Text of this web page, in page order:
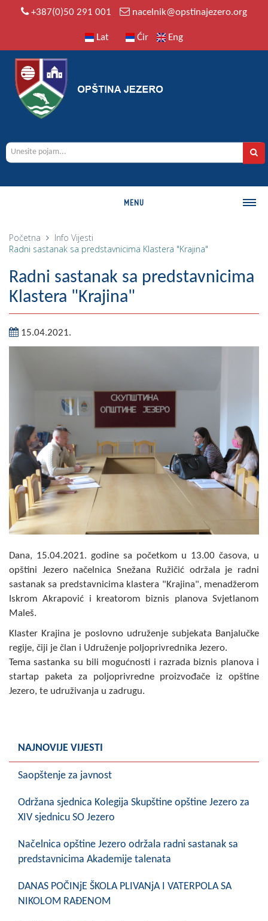
+387(0)50 291 001 nacelnik@opstinajezero.org
Lat Ćir Eng
MENU
Geografija
Naseljena mjesta
Zanimljivosti
NAČELNIK
O Načelniku
Zamjenik načelnika
Izvještaj o radu načelnika
Statut Opštine
Skupštinsko vijeće opštine jezero
Sastav Skupštine
Službeni Glasnici
OPŠTINSKA UPRAVA
INFO
Vijesti
Obavještenja
COVID 19
Geoistraživanja
PRIVREDA
Početna Info Vijesti
Radni sastanak sa predstavnicima Klastera "Krajina"
Radni sastanak sa predstavnicima
Klastera "Krajina"
15.04.2021.
Dana, 15.04.2021. godine sa početkom u 13.00 časova, u
opštini Jezero načelnica Snežana Ružičić održala je radni
sastanak sa predstavnicima klastera "Krajina", menadžerom
Iskrom Akrapović i kreatorom biznis planova Svjetlanom
Maleš.
Klaster Krajina je poslovno udruženje subjekata Banjalučke
regije, čiji je član i Udruženje poljoprivrednika Jezero.
Tema sastanka su bili mogućnosti i razrada biznis planova i
startap paketa za poljoprivredne proizvođače iz opštine
Jezero, te udruživanja u zadrugu.
NAJNOVIJE VIJESTI
Saopštenje za javnost
Održana sjednica Kolegija Skupštine opštine Jezero za
XIV sjednicu SO Jezero
Načelnica opštine Jezero održala radni sastanak sa
predstavnicima Akademije talenata
DANAS POČINjE ŠKOLA PLIVANjA I VATERPOLA SA
NIKOLOM RAĐENOM